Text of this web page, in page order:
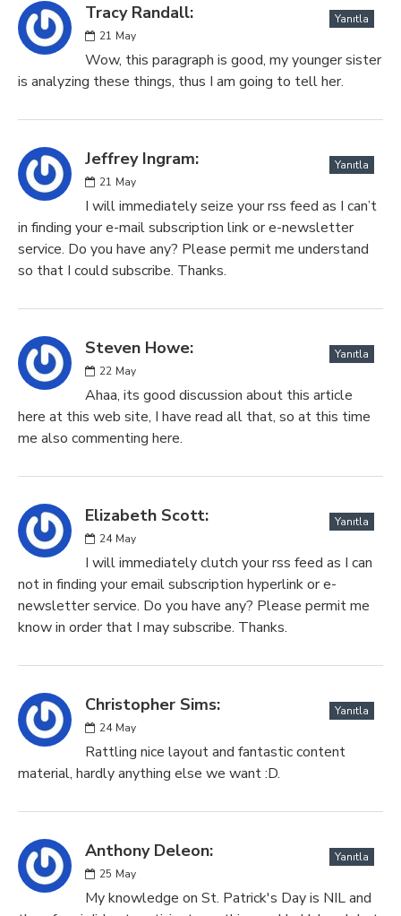
Tracy Randall:
21 May
Yanıtla
Wow, this paragraph is good, my younger sister
is analyzing these things, thus I am going to tell her.
Jeffrey Ingram:
21 May
Yanıtla
I will immediately seize your rss feed as I can’t
in finding your e-mail subscription link or e-newsletter
service. Do you have any? Please permit me understand
so that I could subscribe. Thanks.
Steven Howe:
22 May
Yanıtla
Ahaa, its good discussion about this article
here at this web site, I have read all that, so at this time
me also commenting here.
Elizabeth Scott:
24 May
Yanıtla
I will immediately clutch your rss feed as I can
not in finding your email subscription hyperlink or e-
newsletter service. Do you have any? Please permit me
know in order that I may subscribe. Thanks.
Christopher Sims:
24 May
Yanıtla
Rattling nice layout and fantastic content
material, hardly anything else we want :D.
Anthony Deleon:
25 May
Yanıtla
My knowledge on St. Patrick's Day is NIL and